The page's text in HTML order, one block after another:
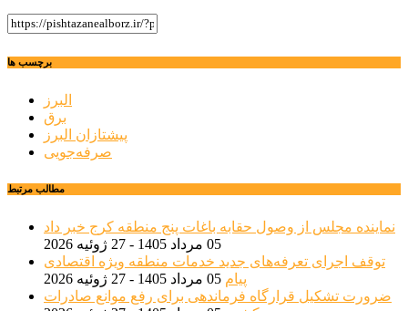
برچسب ها
البرز
برق
پیشتازان البرز
صرفه‌جویی
مطالب مرتبط
نماینده مجلس از وصول حقابه باغات پنج منطقه کرج خبر داد
05 مرداد 1405 - 27 ژوئیه 2026
توقف اجرای تعرفه‌های جدید خدمات منطقه ویژه اقتصادی
پیام 05 مرداد 1405 - 27 ژوئیه 2026
ضرورت تشکیل قرارگاه فرماندهی برای رفع موانع صادرات